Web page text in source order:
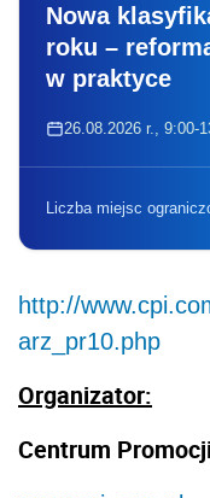
Nowa
roku –
w praktyce
26.08.2026 r., 9:00-
Liczba miejsc
http://
arz_pr10.php
Organizator:
Centrum